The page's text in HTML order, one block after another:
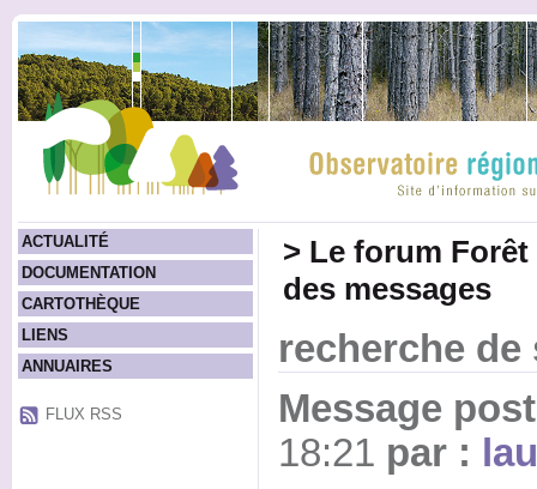
ACTUALITÉ
DOCUMENTATION
CARTOTHÈQUE
LIENS
ANNUAIRES
FLUX RSS
> Le forum
des messages
recherche de
Message
18:21 par :